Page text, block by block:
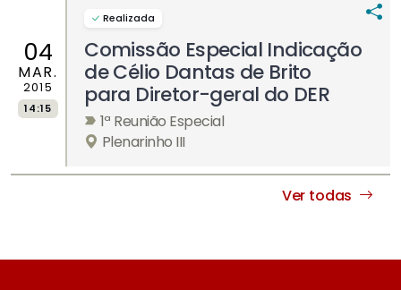
04
MAR.
2015
14:15
Realizada
Comissão Especial Indicação
de Célio Dantas de Brito
para Diretor-geral do DER
1ª Reunião Especial
Plenarinho III
Ver todas